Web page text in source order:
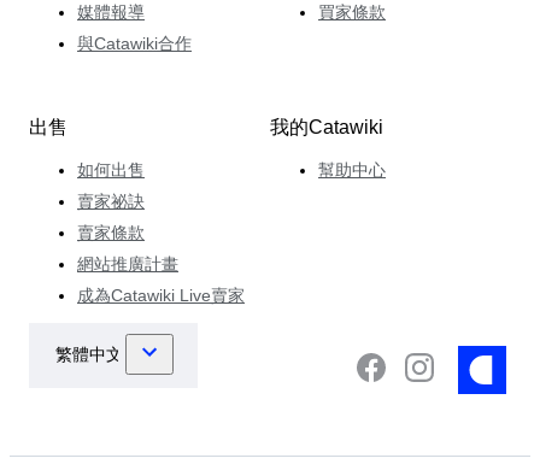
媒體報導
與Catawiki合作
買家條款
出售
如何出售
賣家祕訣
賣家條款
網站推廣計畫
成為Catawiki Live賣家
我的Catawiki
幫助中心